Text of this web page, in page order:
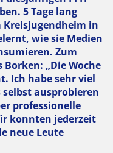
5 Tage lang
Kreisjugendheim in
wie sie Medien
Zum
„Die Woche
Ich habe sehr viel
ausprobieren
professionelle
konnten jederzeit
neue Leute